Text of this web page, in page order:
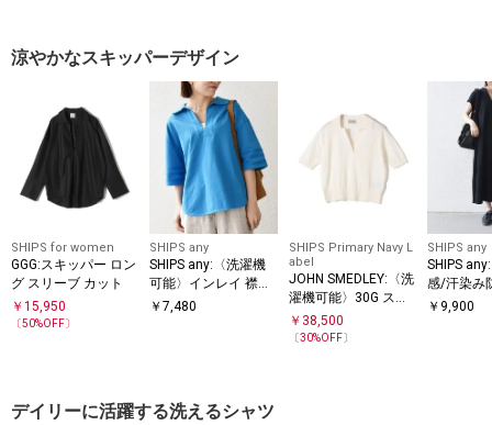
涼やかなスキッパーデザイン
SHIPS for women
GGG:スキッパー ロン
グ スリーブ カット
￥ 15,950
〔50%OFF〕
SHIPS any
SHIPS any:〈洗濯機
可能〉インレイ 襟付
き スキッパー ハーフ
￥7,480
SHIPS Primary Navy L
abel
JOHN SMEDLEY:〈洗
濯機可能〉30G スキ
ッパー ショート スリ
ーブ
￥ 38,500
〔30%OFF〕
SHIPS any
SHIPS
感/汗染み
洗濯機可
￥ 9,900
デイリーに活躍する洗えるシャツ